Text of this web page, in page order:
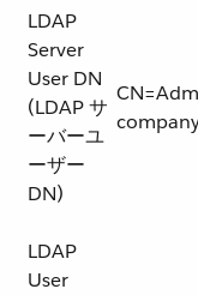
LDAP
Server
User DN
(LDAP サ
ーバーユ
ーザー
DN)
LDAP
User